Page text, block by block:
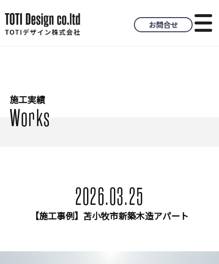
お問合せ
施工実績
Works
2026.03.25
【施工事例】苫小牧市新築木造アパート